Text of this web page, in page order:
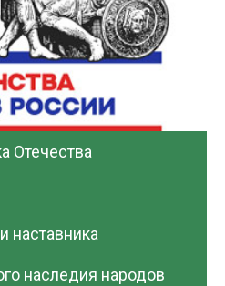
Отечества
наставника
наследия народов